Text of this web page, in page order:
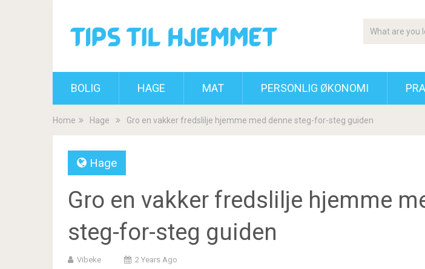
BOLIG HAGE MAT PERSONLIG ØKONOMI
Home Hage Gro en vakker fredslilje hjemme med denne steg-for-steg guiden
Hage
Gro en vakker fredslilje hjemme
steg-for-steg guiden
Vibeke 2 Years Ago